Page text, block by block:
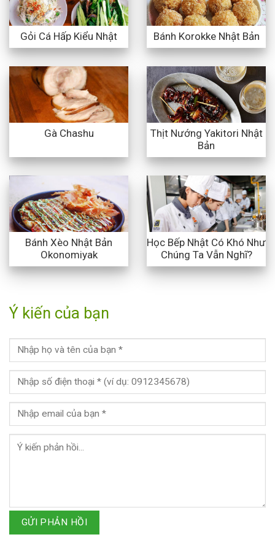
Gỏi Cá Hấp Kiểu Nhật Bánh Korokke Nhật Bản
Gà Chashu
Thịt Nướng Yakitori Nhật
Bản
Bánh Xèo Nhật Bản
Okonomiyak
Học Bếp Nhật Có Khó Như
Chúng Ta Vẫn Nghĩ?
Ý kiến của bạn
GỬI PHẢN HỒI